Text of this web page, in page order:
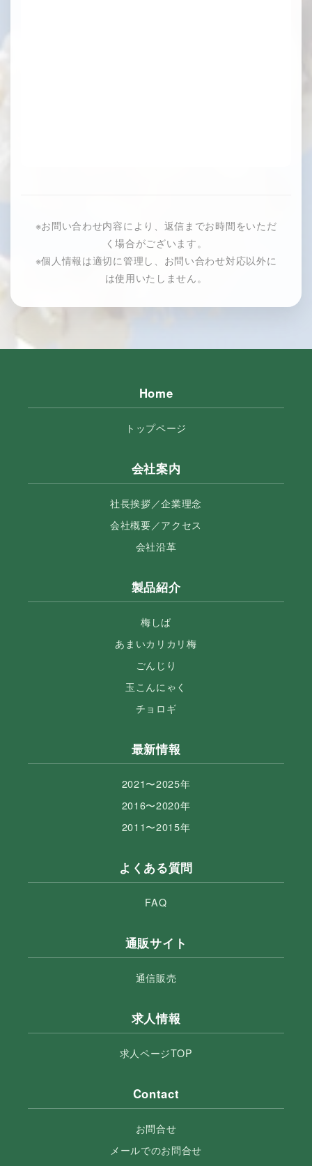
※お問い合わせ内容により、返信までお時間をいただ
く場合がございます。
※個人情報は適切に管理し、お問い合わせ対応以外に
は使用いたしません。
Home
トップページ
会社案内
社長挨拶／企業理念
会社概要／アクセス
会社沿革
製品紹介
梅しば
あまいカリカリ梅
ごんじり
玉こんにゃく
チョロギ
最新情報
2021〜2025年
2016〜2020年
2011〜2015年
よくある質問
FAQ
通販サイト
通信販売
求人情報
求人ページTOP
Contact
お問合せ
メールでのお問合せ